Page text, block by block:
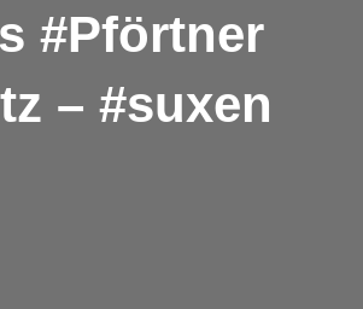
#Pförtner
– #suxen